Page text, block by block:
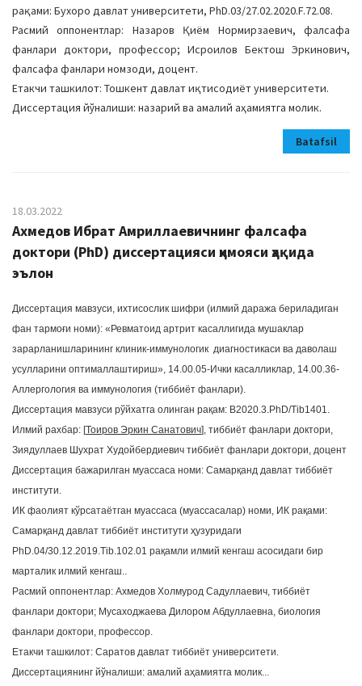
рақами: Бухоро давлат университети, РhD.03/27.02.2020.F.72.08.
Расмий оппонентлар: Назаров Қиём Нормирзаевич, фалсафа
фанлари доктори, профессор; Исроилов Бектош Эркинович,
фалсафа фанлари номзоди, доцент.
Етакчи ташкилот: Тошкент давлат иқтисодиёт университети.
Диссертация йўналиши: назарий ва амалий аҳамиятга молик.
Batafsil
18.03.2022
Ахмедов Ибрат Амриллаевичнинг фалсафа
доктори (PhD) диссертацияси ҳимояси ҳақида
эълон
Диссертация мавзуси, ихтисослик шифри (илмий даража бериладиган
фан тармоғи номи): «Ревматоид артрит касаллигида мушаклар
зарарланишларининг клиник-иммунологик диагностикаси ва даволаш
усулларини оптималлаштириш», 14.00.05-Ички касалликлар, 14.00.36-
Аллергология ва иммунология (тиббиёт фанлари).
Диссертация мавзуси рўйхатга олинган рақам: В2020.3.PhD/Tib1401.
Илмий рахбар: [Тоиров Эркин Санатович], тиббиёт фанлари доктори,
Зиядуллаев Шухрат Худойбердиевич тиббиёт фанлари доктори, доцент
Диссертация бажарилган муассаса номи: Самарқанд давлат тиббиёт
институти.
ИК фаолият кўрсатаётган муассаса (муассасалар) номи, ИК рақами:
Самарқанд давлат тиббиёт институти ҳузуридаги
PhD.04/30.12.2019.Tib.102.01 рақамли илмий кенгаш асосидаги бир
марталик илмий кенгаш..
Расмий оппонентлар: Ахмедов Холмурод Садуллаевич, тиббиёт
фанлари доктори; Мусаходжаева Дилором Абдуллаевна, биология
фанлари доктори, профессор.
Етакчи ташкилот: Саратов давлат тиббиёт университети.
Диссертациянинг йўналиши: амалий аҳамиятга молик...